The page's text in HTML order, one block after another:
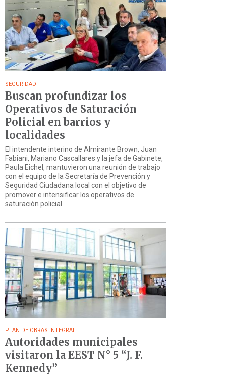
SEGURIDAD
Buscan profundizar los
Operativos de Saturación
Policial en barrios y
localidades
El intendente interino de Almirante Brown, Juan
Fabiani, Mariano Cascallares y la jefa de Gabinete,
Paula Eichel, mantuvieron una reunión de trabajo
con el equipo de la Secretaría de Prevención y
Seguridad Ciudadana local con el objetivo de
promover e intensificar los operativos de
saturación policial.
PLAN DE OBRAS INTEGRAL
Autoridades municipales
visitaron la EEST N° 5 “J. F.
Kennedy”